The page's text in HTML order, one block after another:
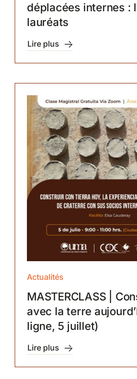
déplacées internes :
lauréats
Lire plus
Actualités
MASTERCLASS |
avec la terre
ligne, 5 juillet)
Lire plus